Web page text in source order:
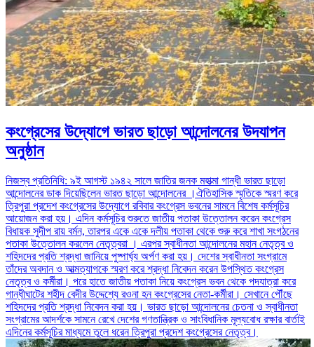
কংগ্রেসের উদ্যোগে ভারত ছাড়ো আন্দোলনের উদযাপন
অনুষ্ঠান
নিজস্ব প্রতিনিধি: ৯ই আগস্ট ১৯৪২ সালে জাতির জনক মহাত্মা গান্ধী ভারত ছাড়ো
আন্দোলনের ডাক দিয়েছিলেন ভারত ছাড়ো আন্দোলনের ।ঐতিহাসিক স্মৃতিকে স্মরণ করে
ত্রিপুরা প্রদেশ কংগ্রেসের উদ্যোগে রবিবার কংগ্রেস ভবনের সামনে বিশেষ কর্মসূচির
আয়োজন করা হয়। এদিন কর্মসূচির শুরুতে জাতীয় পতাকা উত্তোলন করেন কংগ্রেস
বিধায়ক সুদীপ রায় বর্মন, তারপর একে একে দলীয় পতাকা থেকে শুরু করে শাখা সংগঠনের
পতাকা উত্তোলন করলেন নেতৃত্বরা । এরপর স্বাধীনতা আন্দোলনের মহান নেতৃত্ব ও
শহিদদের প্রতি শ্রদ্ধা জানিয়ে পুষ্পার্ঘ্য অর্পণ করা হয়। দেশের স্বাধীনতা সংগ্রামে
তাঁদের অবদান ও আত্মত্যাগকে স্মরণ করে শ্রদ্ধা নিবেদন করেন উপস্থিত কংগ্রেস
নেতৃত্ব ও কর্মীরা। পরে হাতে জাতীয় পতাকা নিয়ে কংগ্রেস ভবন থেকে পদযাত্রা করে
গান্ধীঘাটের শহীদ বেদীর উদ্দেশ্যে রওনা হন কংগ্রেসের নেতা-কর্মীরা। সেখানে পৌঁছে
শহিদদের প্রতি শ্রদ্ধা নিবেদন করা হয়। ভারত ছাড়ো আন্দোলনের চেতনা ও স্বাধীনতা
সংগ্রামের আদর্শকে সামনে রেখে দেশের গণতান্ত্রিক ও সাংবিধানিক মূল্যবোধ রক্ষার বার্তাই
এদিনের কর্মসূচির মাধ্যমে তুলে ধরেন ত্রিপুরা প্রদেশ কংগ্রেসের নেতৃত্ব।